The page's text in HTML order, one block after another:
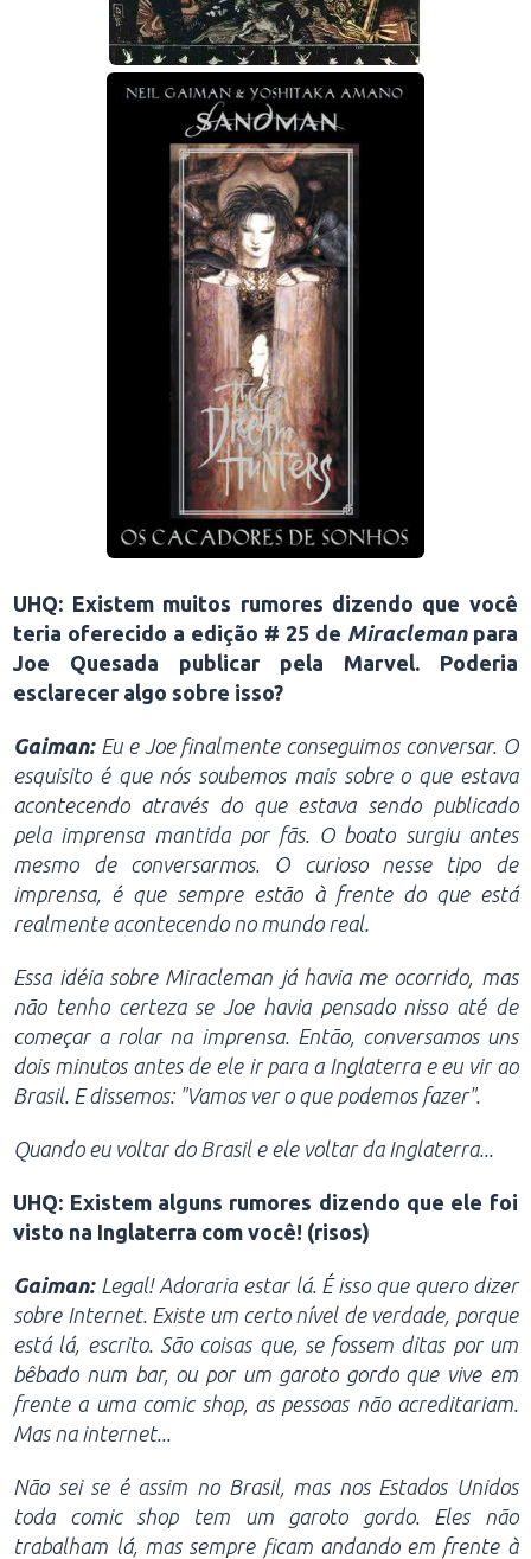
UHQ: Existem muitos rumores dizendo que você
teria oferecido a edição # 25 de Miraclemanpara
Joe Quesada publicar pela Marvel. Poderia
esclarecer algo sobre isso?
Gaiman:Eu e Joe finalmente conseguimos conversar. O
esquisito é que nós soubemos mais sobre o que estava
acontecendo através do que estava sendo publicado
pela imprensa mantida por fãs. O boato surgiu antes
mesmo de conversarmos. O curioso nesse tipo de
imprensa, é que sempre estão à frente do que está
realmente acontecendo no mundo real.
Essa idéia sobre Miracleman já havia me ocorrido, mas
não tenho certeza se Joe havia pensado nisso até de
começar a rolar na imprensa. Então, conversamos uns
dois minutos antes de ele ir para a Inglaterra e eu vir ao
Brasil. E dissemos: "Vamos ver o que podemos fazer".
Quando eu voltar do Brasil e ele voltar da Inglaterra...
UHQ: Existem alguns rumores dizendo que ele foi
visto na Inglaterra com você! (risos)
Gaiman:Legal! Adoraria estar lá. É isso que quero dizer
sobre Internet. Existe um certo nível de verdade, porque
está lá, escrito. São coisas que, se fossem ditas por um
bêbado num bar, ou por um garoto gordo que vive em
frente a uma comic shop, as pessoas não acreditariam.
Mas na internet...
Não sei se é assim no Brasil, mas nos Estados Unidos
toda comic shop tem um garoto gordo. Eles não
trabalham lá, mas sempre ficam andando em frente à